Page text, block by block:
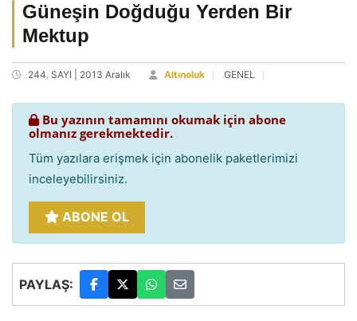
Güneşin Doğduğu Yerden Bir
Mektup
244. SAYI | 2013 Aralık Altınoluk GENEL
Bu yazının tamamını okumak için abone
olmanız gerekmektedir.
Tüm yazılara erişmek için abonelik paketlerimizi
inceleyebilirsiniz.
ABONE OL
PAYLAŞ: